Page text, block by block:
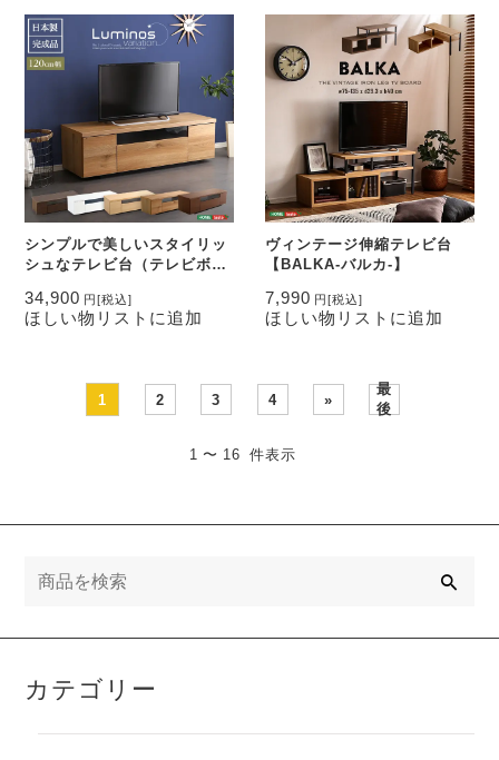
シンプルで美しいスタイリッ
シュなテレビ台（テレビボー
34,900 円[税込]
ほしい物リストに追加
ヴィンテージ伸縮テレビ台
【BALKA-バルカ-】
7,990 円[税込]
ほしい物リストに追加
1 2 3 4 »
最
後
1 〜 16 件表示
カテゴリー